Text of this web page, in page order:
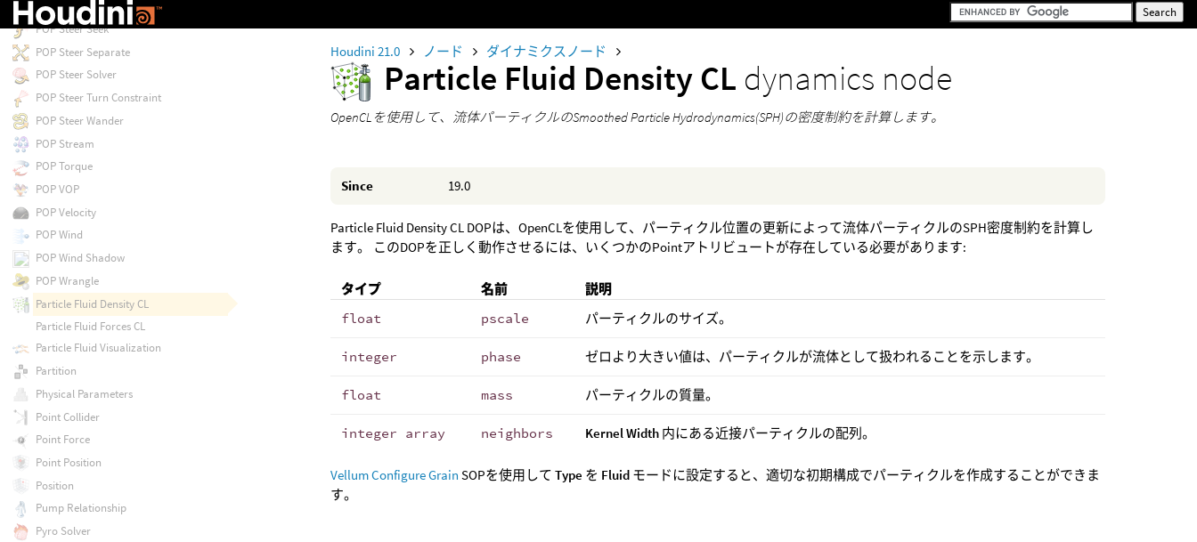
Houdini 21.0 ノード ダイナミクスノード
Particle Fluid Density CL dynamics node
OpenCLを使用して、流体パーティクルのSmoothed Particle Hydrodynamics(SPH)の密度制約を計算します。
Since 19.0
Particle Fluid Density CL DOPは、OpenCLを使用して、パーティクル位置の更新によって流体パーティクルのSPH密度制約を計算し
ます。 このDOPを正しく動作させるには、いくつかのPointアトリビュートが存在している必要があります:
タイプ 名前
説明
float
pscale パーティクルのサイズ。
integer phase ゼロより大きい値は、パーティクルが流体として扱われることを示します。
float mass パーティクルの質量。
integer array neighbors Kernel Width 内にある近接パーティクルの配列。
Vellum Configure Grain SOPを使用してType を Fluid モードに設定すると、適切な初期構成でパーティクルを作成することができま
す。
POP Steer Path
POP Steer Seek
POP Steer Separate
POP Steer Solver
POP Steer Turn Constraint
POP Steer Wander
POP Stream
POP Torque
POP VOP
POP Velocity
POP Wind
POP Wind Shadow
POP Wrangle
Particle Fluid Density CL
Particle Fluid Forces CL
Particle Fluid Visualization
Partition
Physical Parameters
Point Collider
Point Force
Point Position
Position
Pump Relationship
Pyro Solver